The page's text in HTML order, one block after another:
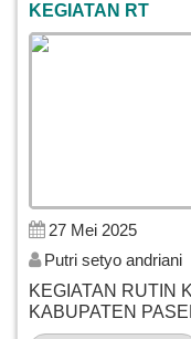
KEGIATAN RT
27 Mei 2025
Putri setyo andriani
KEGIATAN RUTIN
KABUPATEN